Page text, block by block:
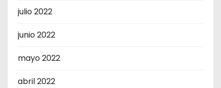
julio 2022
junio 2022
mayo 2022
abril 2022